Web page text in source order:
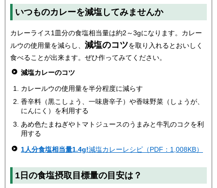
いつものカレーを減塩してみませんか
カレーライス1皿分の食塩相当量は約2～3gになります。カレー
ルウの使用量を減らし、 減塩のコツを取り入れるとおいしく
食べることが出来ます。ぜひ作ってみてください。
減塩カレーのコツ
カレールウの使用量を半分程度に減らす
香辛料（黒こしょう、一味唐辛子）や香味野菜（しょうが、
にんにく）を利用する
あめ色たまねぎやトマトジュースのうまみと牛乳のコクを利
用する
1人分食塩相当量1.4g!減塩カレーレシピ（PDF：1,008KB）
1日の食塩摂取目標量の目安は？